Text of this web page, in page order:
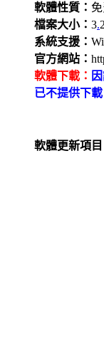
軟體性質：
檔案大小： 3.
系統支援：
官方網站：
軟體下載：
已不提供下載
軟體更新項目